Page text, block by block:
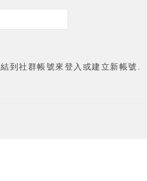
到社群帳號來登入或建立新帳號.